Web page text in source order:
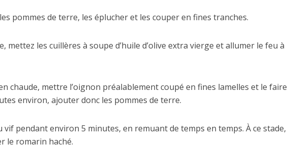
pommes de terre, les éplucher et les couper en fines tranches.
mettez les cuillères à soupe d’huile d’olive extra vierge et allumer le feu à
chaude, mettre l’oignon préalablement coupé en fines lamelles et le faire
environ, ajouter donc les pommes de terre.
vif pendant environ 5 minutes, en remuant de temps en temps. À ce stade,
le romarin haché.